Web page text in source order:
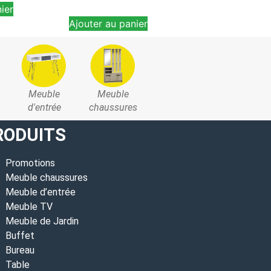
Ajouter au panier
Meuble
d'entrée
Meuble
chaussures
Promotions
Meuble chaussures
Meuble d’entrée
Meuble TV
Meuble de Jardin
Buffet
Bureau
Table